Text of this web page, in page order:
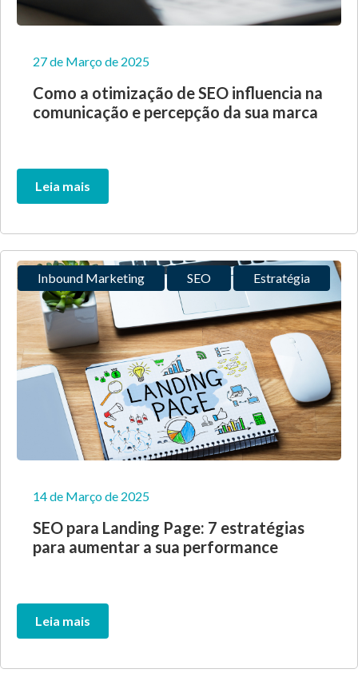
27 de Março de 2025
Como a otimização de SEO influencia na
comunicação e percepção da sua marca
Leia mais
Inbound Marketing SEO Estratégia
14 de Março de 2025
SEO para Landing Page: 7 estratégias
para aumentar a sua performance
Leia mais